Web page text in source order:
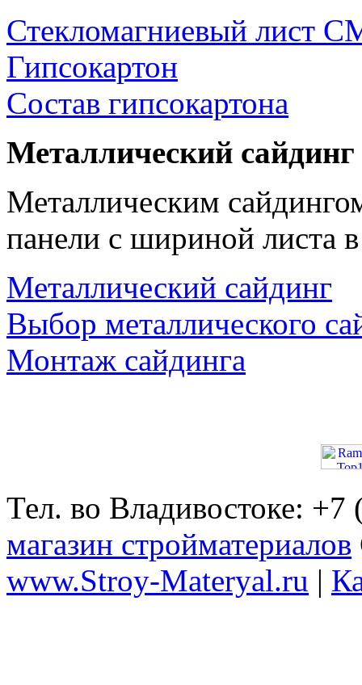
Стекломагниевый лист
Гипсокартон
Состав гипсокартона
Металлический сайдинг
Металлическим
панели с шириной листа
Металлический сайдинг
Выбор металлического
Монтаж сайдинга
Тел. во Владивостоке:
магазин стройматериалов
www.Stroy-Materyal.ru |